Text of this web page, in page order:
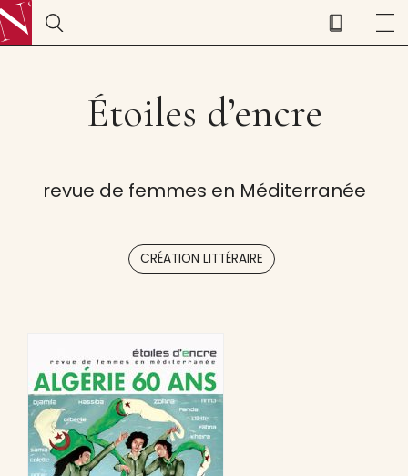
Étoiles d’encre
revue de femmes en Méditerranée
CRÉATION LITTÉRAIRE